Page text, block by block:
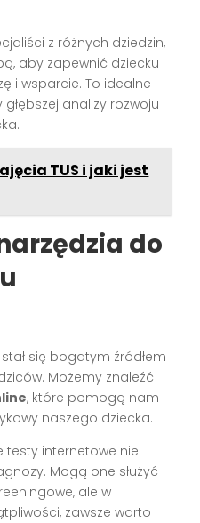
z różnych dziedzin,
aby zapewnić dziecku
i wsparcie. To idealne
analizy rozwoju
TUS i jaki jest
do
się bogatym źródłem
Możemy znaleźć
, które pomogą nam
naszego dziecka.
testy internetowe nie
Mogą one służyć
ale w
zawsze warto